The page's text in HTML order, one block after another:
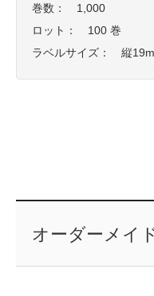
巻数： 1,000
ロット： 100 巻
ラベルサイズ： 縦
オーダーメイ